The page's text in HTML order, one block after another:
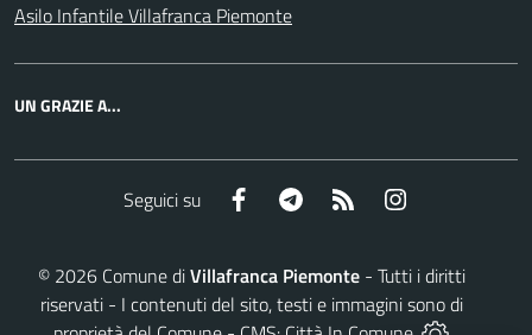
Asilo Infantile Villafranca Piemonte
UN GRAZIE A...
Seguici su Facebook Telegram RSS
© 2026 Comune diVillafranca Piemonte - Tutti i diritti
riservati - I contenuti del sito, testi e immagini sono di